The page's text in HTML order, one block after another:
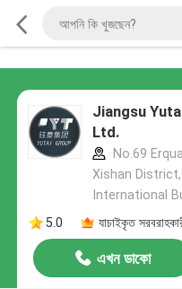
Jiangsu
Ltd.
No.69
Xishan
International
5.0
যাচাইকৃত
এখন ডাকো